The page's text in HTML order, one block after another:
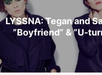
LYSSNA: Tegan and
”Boyfriend” & ”U-